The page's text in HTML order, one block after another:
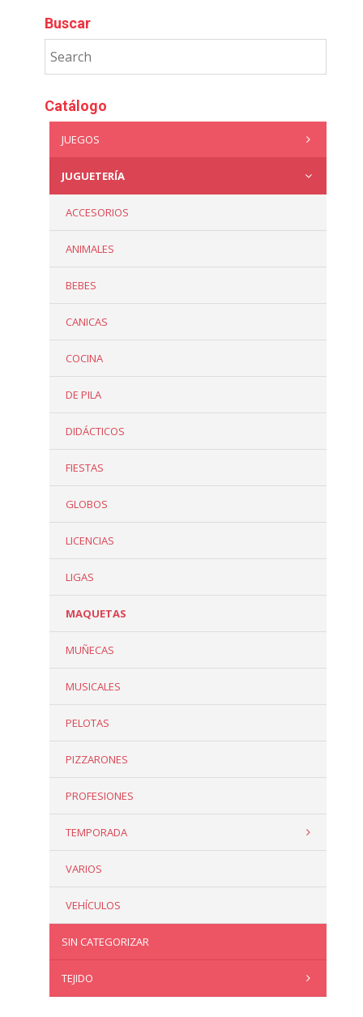
Buscar
Catálogo
JUEGOS
JUGUETERÍA
ACCESORIOS
ANIMALES
BEBES
CANICAS
COCINA
DE PILA
DIDÁCTICOS
FIESTAS
GLOBOS
LICENCIAS
LIGAS
MAQUETAS
MUÑECAS
MUSICALES
PELOTAS
PIZZARONES
PROFESIONES
TEMPORADA
VARIOS
VEHÍCULOS
SIN CATEGORIZAR
TEJIDO